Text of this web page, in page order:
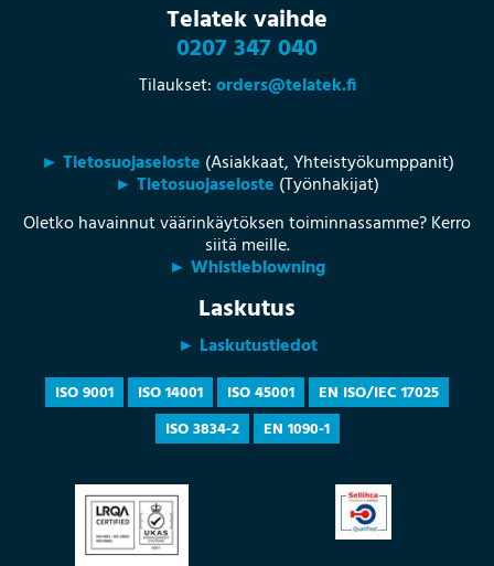
Telatek vaihde
0207 347 040
Tilaukset:orders@telatek.fi
► Tietosuojaseloste (Asiakkaat, Yhteistyökumppanit)
► Tietosuojaseloste (Työnhakijat)
Oletko havainnut väärinkäytöksen toiminnassamme? Kerro
siitä meille.
► Whistleblowning
Laskutus
► Laskutustiedot
ISO 9001 ISO 14001 ISO 45001
EN ISO/IEC 17025
ISO 3834-2
EN 1090-1